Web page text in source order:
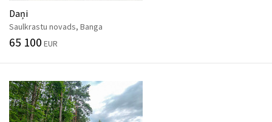
Daņi
Saulkrastu novads, Banga
65 100 EUR